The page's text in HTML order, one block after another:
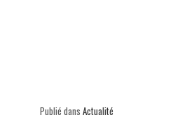
Publié dans Actualité